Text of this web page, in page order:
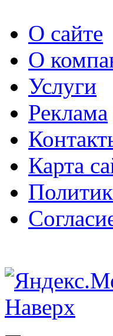
О сайте
О
Услуги
Реклама
Карта
Наверх